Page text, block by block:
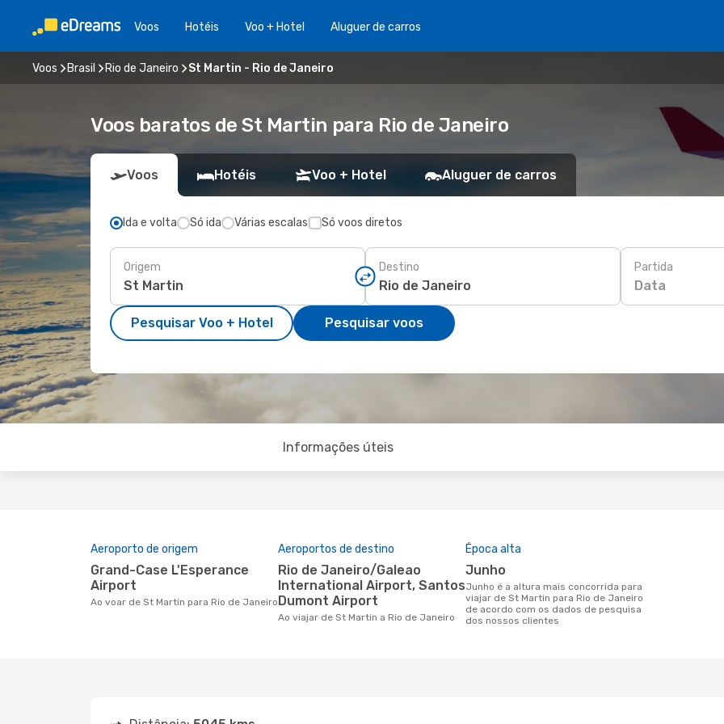
Voos Hotéis Voo + Hotel Aluguer de carros
Voos Brasil Rio de Janeiro St Martin - Rio de Janeiro
Voos baratos de St Martin para Rio de Janeiro
Voos Hotéis Voo + Hotel Aluguer de carros
Ida e volta Só ida Várias escalas Só voos diretos
Origem Destino Partida
Data
Pesquisar Voo + Hotel Pesquisar voos
Informações úteis
Aeroporto de origem
Grand-Case L'Esperance
Airport
Ao voar de St Martin para Rio de Janeiro
Aeroportos de destino
Rio de Janeiro/Galeao
International Airport, Santos
Dumont Airport
Ao viajar de St Martin a Rio de Janeiro
Época alta
junho
junho é a altura mais concorrida para
viajar de St Martin para Rio de Janeiro
de acordo com os dados de pesquisa
dos nossos clientes